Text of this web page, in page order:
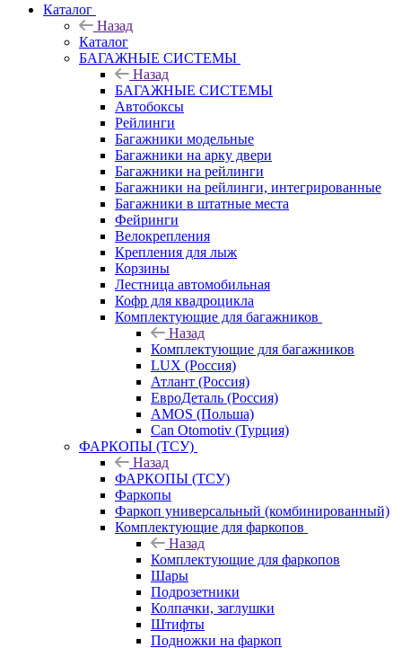
Каталог
Назад
Каталог
БАГАЖНЫЕ СИСТЕМЫ
Назад
БАГАЖНЫЕ СИСТЕМЫ
Автобоксы
Рейлинги
Багажники модельные
Багажники на арку двери
Багажники на рейлинги
Багажники на рейлинги, интегрированные
Багажники в штатные места
Фейринги
Велокрепления
Крепления для лыж
Корзины
Лестница автомобильная
Кофр для квадроцикла
Комплектующие для багажников
Назад
Комплектующие для багажников
LUX (Россия)
Атлант (Россия)
ЕвроДеталь (Россия)
AMOS (Польша)
Can Otomotiv (Турция)
ФАРКОПЫ (ТСУ)
Назад
ФАРКОПЫ (ТСУ)
Фаркопы
Фаркоп универсальный (комбинированный)
Комплектующие для фаркопов
Назад
Комплектующие для фаркопов
Шары
Подрозетники
Колпачки, заглушки
Штифты
Подножки на фаркоп